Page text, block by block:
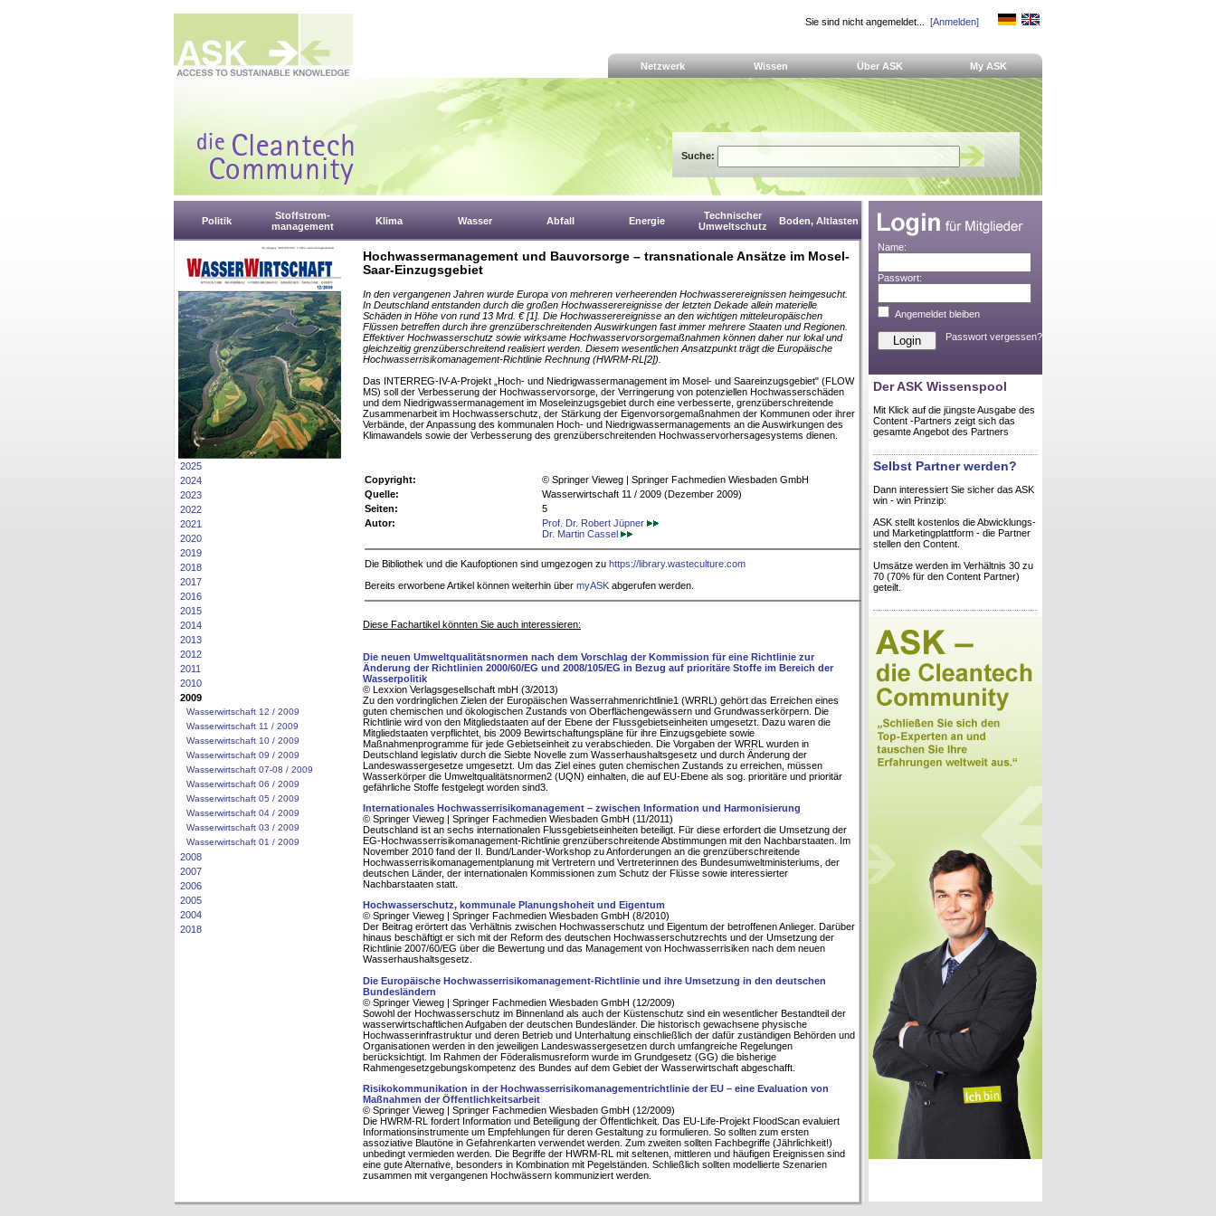
Sie sind nicht angemeldet... [Anmelden]
Netzwerk Wissen Über ASK My ASK
Suche:
Politik
Stoffstrom-
management
Klima Wasser Abfall Energie
Technischer
Umweltschutz
Boden, Altlasten
2025
2024
2023
2022
2021
2020
2019
2018
2017
2016
2015
2014
2013
2012
2011
2010
2009
Wasserwirtschaft 12 / 2009
Wasserwirtschaft 11 / 2009
Wasserwirtschaft 10 / 2009
Wasserwirtschaft 09 / 2009
Wasserwirtschaft 07-08 / 2009
Wasserwirtschaft 06 / 2009
Wasserwirtschaft 05 / 2009
Wasserwirtschaft 04 / 2009
Wasserwirtschaft 03 / 2009
Wasserwirtschaft 01 / 2009
2008
2007
2006
2005
2004
2018
Hochwassermanagement und Bauvorsorge – transnationale Ansätze im Mosel-
Saar-Einzugsgebiet
In den vergangenen Jahren wurde Europa von mehreren verheerenden Hochwasserereignissen heimgesucht.
In Deutschland entstanden durch die großen Hochwasserereignisse der letzten Dekade allein materielle
Schäden in Höhe von rund 13 Mrd. € [1]. Die Hochwasserereignisse an den wichtigen mitteleuropäischen
Flüssen betreffen durch ihre grenzüberschreitenden Auswirkungen fast immer mehrere Staaten und Regionen.
Effektiver Hochwasserschutz sowie wirksame Hochwasservorsorgemaßnahmen können daher nur lokal und
gleichzeitig grenzüberschreitend realisiert werden. Diesem wesentlichen Ansatzpunkt trägt die Europäische
Hochwasserrisikomanagement-Richtlinie Rechnung (HWRM-RL[2]).
Das INTERREG-IV-A-Projekt „Hoch- und Niedrigwassermanagement im Mosel- und Saareinzugsgebiet" (FLOW
MS) soll der Verbesserung der Hochwasservorsorge, der Verringerung von potenziellen Hochwasserschäden
und dem Niedrigwassermanagement im Moseleinzugsgebiet durch eine verbesserte, grenzüberschreitende
Zusammenarbeit im Hochwasserschutz, der Stärkung der Eigenvorsorgemaßnahmen der Kommunen oder ihrer
Verbände, der Anpassung des kommunalen Hoch- und Niedrigwassermanagements an die Auswirkungen des
Klimawandels sowie der Verbesserung des grenzüberschreitenden Hochwasservorhersagesystems dienen.
Copyright:
© Springer Vieweg | Springer Fachmedien Wiesbaden GmbH
Quelle:
Wasserwirtschaft 11 / 2009 (Dezember 2009)
Seiten:
5
Autor:
Prof. Dr. Robert Jüpner
Dr. Martin Cassel
Die Bibliothek und die Kaufoptionen sind umgezogen zu https://library.wasteculture.com
Bereits erworbene Artikel können weiterhin über myASK abgerufen werden.
Diese Fachartikel könnten Sie auch interessieren:
Die neuen Umweltqualitätsnormen nach dem Vorschlag der Kommission für eine Richtlinie zur
Änderung der Richtlinien 2000/60/EG und 2008/105/EG in Bezug auf prioritäre Stoffe im Bereich der
Wasserpolitik
© Lexxion Verlagsgesellschaft mbH (3/2013)
Zu den vordringlichen Zielen der Europäischen Wasserrahmenrichtlinie1 (WRRL) gehört das Erreichen eines
guten chemischen und ökologischen Zustands von Oberflächengewässern und Grundwasserkörpern. Die
Richtlinie wird von den Mitgliedstaaten auf der Ebene der Flussgebietseinheiten umgesetzt. Dazu waren die
Mitgliedstaaten verpflichtet, bis 2009 Bewirtschaftungspläne für ihre Einzugsgebiete sowie
Maßnahmenprogramme für jede Gebietseinheit zu verabschieden. Die Vorgaben der WRRL wurden in
Deutschland legislativ durch die Siebte Novelle zum Wasserhaushaltsgesetz und durch Änderung der
Landeswassergesetze umgesetzt. Um das Ziel eines guten chemischen Zustands zu erreichen, müssen
Wasserkörper die Umweltqualitätsnormen2 (UQN) einhalten, die auf EU-Ebene als sog. prioritäre und prioritär
gefährliche Stoffe festgelegt worden sind3.
Internationales Hochwasserrisikomanagement – zwischen Information und Harmonisierung
© Springer Vieweg | Springer Fachmedien Wiesbaden GmbH (11/2011)
Deutschland ist an sechs internationalen Flussgebietseinheiten beteiligt. Für diese erfordert die Umsetzung der
EG-Hochwasserrisikomanagement-Richtlinie grenzüberschreitende Abstimmungen mit den Nachbarstaaten. Im
November 2010 fand der II. Bund/Lander-Workshop zu Anforderungen an die grenzüberschreitende
Hochwasserrisikomanagementplanung mit Vertretern und Vertreterinnen des Bundesumweltministeriums, der
deutschen Länder, der internationalen Kommissionen zum Schutz der Flüsse sowie interessierter
Nachbarstaaten statt.
Hochwasserschutz, kommunale Planungshoheit und Eigentum
© Springer Vieweg | Springer Fachmedien Wiesbaden GmbH (8/2010)
Der Beitrag erörtert das Verhältnis zwischen Hochwasserschutz und Eigentum der betroffenen Anlieger. Darüber
hinaus beschäftigt er sich mit der Reform des deutschen Hochwasserschutzrechts und der Umsetzung der
Richtlinie 2007/60/EG über die Bewertung und das Management von Hochwasserrisiken nach dem neuen
Wasserhaushaltsgesetz.
Die Europäische Hochwasserrisikomanagement-Richtlinie und ihre Umsetzung in den deutschen
Bundesländern
© Springer Vieweg | Springer Fachmedien Wiesbaden GmbH (12/2009)
Sowohl der Hochwasserschutz im Binnenland als auch der Küstenschutz sind ein wesentlicher Bestandteil der
wasserwirtschaftlichen Aufgaben der deutschen Bundesländer. Die historisch gewachsene physische
Hochwasserinfrastruktur und deren Betrieb und Unterhaltung einschließlich der dafür zuständigen Behörden und
Organisationen werden in den jeweiligen Landeswassergesetzen durch umfangreiche Regelungen
berücksichtigt. Im Rahmen der Föderalismusreform wurde im Grundgesetz (GG) die bisherige
Rahmengesetzgebungskompetenz des Bundes auf dem Gebiet der Wasserwirtschaft abgeschafft.
Risikokommunikation in der Hochwasserrisikomanagementrichtlinie der EU – eine Evaluation von
Maßnahmen der Öffentlichkeitsarbeit
© Springer Vieweg | Springer Fachmedien Wiesbaden GmbH (12/2009)
Die HWRM-RL fordert Information und Beteiligung der Öffentlichkeit. Das EU-Life-Projekt FloodScan evaluiert
Informationsinstrumente um Empfehlungen für deren Gestaltung zu formulieren. So sollten zum ersten
assoziative Blautöne in Gefahrenkarten verwendet werden. Zum zweiten sollten Fachbegriffe (Jährlichkeit!)
unbedingt vermieden werden. Die Begriffe der HWRM-RL mit seltenen, mittleren und häufigen Ereignissen sind
eine gute Alternative, besonders in Kombination mit Pegelständen. Schließlich sollten modellierte Szenarien
zusammen mit vergangenen Hochwässern kommuniziert werden.
Name:
Passwort:
Angemeldet bleiben
Passwort vergessen?
Der ASK Wissenspool
Mit Klick auf die jüngste Ausgabe des
Content -Partners zeigt sich das
gesamte Angebot des Partners
Selbst Partner werden?
Dann interessiert Sie sicher das ASK
win - win Prinzip:
ASK stellt kostenlos die Abwicklungs-
und Marketingplattform - die Partner
stellen den Content.
Umsätze werden im Verhältnis 30 zu
70 (70% für den Content Partner)
geteilt.